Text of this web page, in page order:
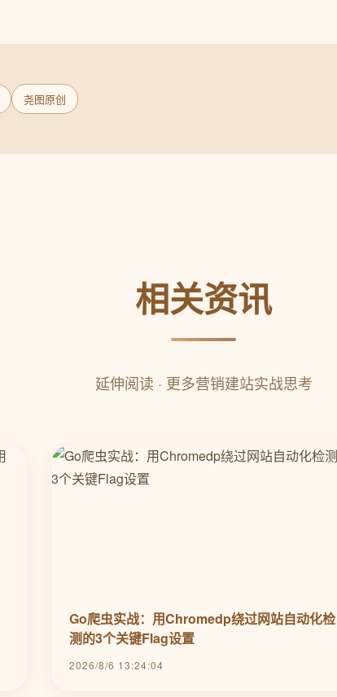
尧图原创
相关资讯
延伸阅读 · 更多营销建站实战思考
Go爬虫实战：用Chromedp绕过网站自动化检
测的3个关键Flag设置
2026/8/6 13:24:04